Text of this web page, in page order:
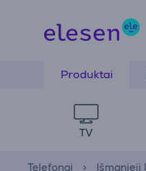
Produktai
TV
Telefonai Išmanieji